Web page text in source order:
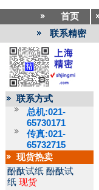
首页
联系精密
联系方式
总机:021-
65730171
传真:021-
65732715
现货热卖
酚酞试纸 酚酞试
纸 现货